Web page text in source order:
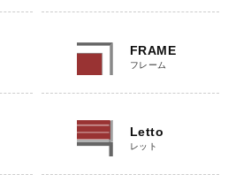
FRAME
フレーム
Letto
レット